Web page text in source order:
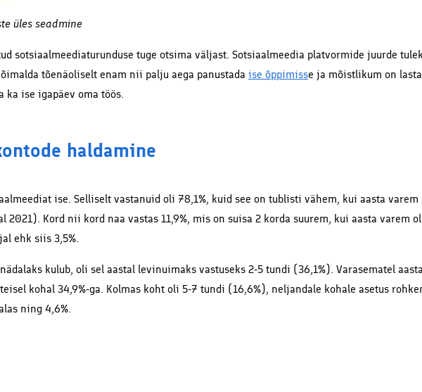
üles seadmine
sotsiaalmeediaturunduse tuge otsima väljast. Sotsiaalmeedia platvormide juurde
tõenäoliselt enam nii palju aega panustada ise õppimisse ja mõistlikum on
ka ise igapäev oma töös.
haldamine
ise. Selliselt vastanuid oli 78,1%, kuid see on tublisti vähem, kui aasta varem
2021). Kord nii kord naa vastas 11,9%, mis on suisa 2 korda suurem, kui aasta varem
ehk siis 3,5%.
kulub, oli sel aastal levinuimaks vastuseks 2-5 tundi (36,1%). Varasematel
kohal 34,9%-ga. Kolmas koht oli 5-7 tundi (16,6%), neljandale kohale asetus
ning 4,6%.